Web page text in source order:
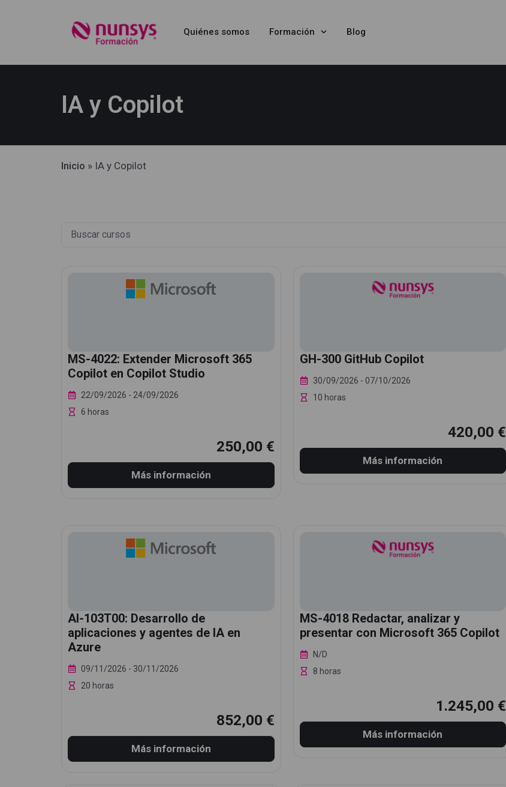
Quiénes somos Formación Blog
IA y Copilot
Inicio » IA y Copilot
MS-4022: Extender Microsoft 365
Copilot en Copilot Studio
22/09/2026 - 24/09/2026
6 horas
250,00 €
Más información
GH-300 GitHub Copilot
30/09/2026 - 07/10/2026
10 horas
420,00 €
Más información
AI-103T00: Desarrollo de
aplicaciones y agentes de IA en
Azure
09/11/2026 - 30/11/2026
20 horas
852,00 €
Más información
MS-4018 Redactar, analizar y
presentar con Microsoft 365 Copilot
N/D
8 horas
1.245,00 €
Más información